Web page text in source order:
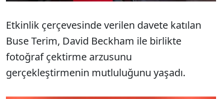
Etkinlik çerçevesinde verilen davete katılan
Buse Terim, David Beckham ile birlikte
fotoğraf çektirme arzusunu
gerçekleştirmenin mutluluğunu yaşadı.